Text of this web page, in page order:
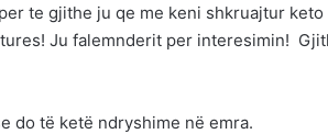
te gjithe ju qe me keni shkruajtur
Ju falemnderit per interesimin!
do të ketë ndryshime në emra.